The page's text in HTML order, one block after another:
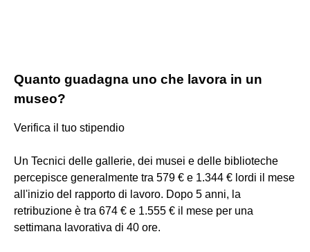
Quanto guadagna uno che lavora in un
museo?
Verifica il tuo stipendio
Un Tecnici delle gallerie, dei musei e delle biblioteche
percepisce generalmente tra 579 € e 1.344 € lordi il mese
all'inizio del rapporto di lavoro. Dopo 5 anni, la
retribuzione è tra 674 € e 1.555 € il mese per una
settimana lavorativa di 40 ore.